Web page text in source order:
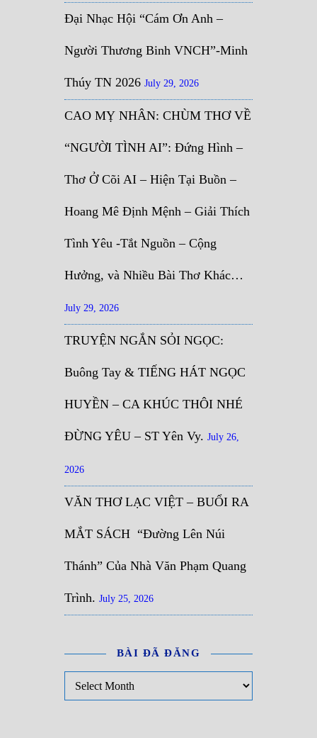
Đại Nhạc Hội “Cám Ơn Anh –
Người Thương Binh VNCH”-Minh
Thúy TN 2026 July 29, 2026
CAO MỴ NHÂN: CHÙM THƠ VỀ
“NGƯỜI TÌNH AI”: Đứng Hình –
Thơ Ở Cõi AI – Hiện Tại Buồn –
Hoang Mê Định Mệnh – Giải Thích
Tình Yêu -Tắt Nguồn – Cộng
Hưởng, và Nhiều Bài Thơ Khác…
July 29, 2026
TRUYỆN NGẮN SỎI NGỌC:
Buông Tay & TIẾNG HÁT NGỌC
HUYỀN – CA KHÚC THÔI NHÉ
ĐỪNG YÊU – ST Yên Vy. July 26,
2026
VĂN THƠ LẠC VIỆT – BUỔI RA
MẮT SÁCH “Đường Lên Núi
Thánh” Của Nhà Văn Phạm Quang
Trình. July 25, 2026
BÀI ĐÃ ĐĂNG